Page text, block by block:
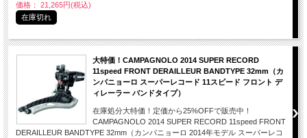
価格： 21,265円(税込)
在庫切れ
大特価！CAMPAGNOLO 2014 SUPER RECORD
11speed FRONT DERAILLEUR BANDTYPE 32mm（カ
ンパニョーロ スーパーレコード 11スピード フロント デ
ィレーラー バンドタイプ）
在庫処分大特価！定価から25%OFFで販売中！
CAMPAGNOLO 2014 SUPER RECORD 11speed FRONT
DERAILLEUR BANDTYPE 32mm（カンパニョーロ 2014年モデル スーパーレコ